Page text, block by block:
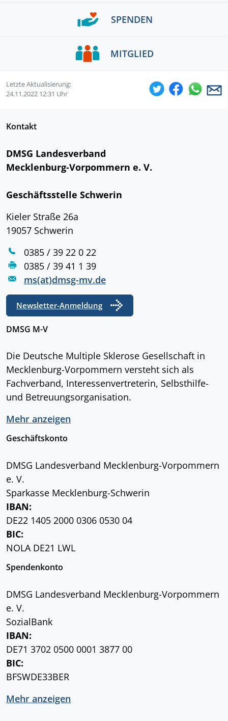
SPENDEN
MITGLIED
Letzte Aktualisierung:
24.11.2022 12:31 Uhr
Kontakt
DMSG Landesverband
Mecklenburg-Vorpommern e. V.
Geschäftsstelle Schwerin
Kieler Straße 26a
19057 Schwerin
0385 / 39 22 0 22
0385 / 39 41 1 39
ms(at)dmsg-mv.de
Newsletter-Anmeldung
DMSG M-V
Die Deutsche Multiple Sklerose Gesellschaft in
Mecklenburg-Vorpommern versteht sich als
Fachverband, Interessenvertreterin, Selbsthilfe-
und Betreuungsorganisation.
Mehr anzeigen
Geschäftskonto
DMSG Landesverband Mecklenburg-Vorpommern
e. V.
Sparkasse Mecklenburg-Schwerin
IBAN:
DE22 1405 2000 0306 0530 04
BIC:
NOLA DE21 LWL
Spendenkonto
DMSG Landesverband Mecklenburg-Vorpommern
e. V.
SozialBank
IBAN:
DE71 3702 0500 0001 3877 00
BIC:
BFSWDE33BER
Mehr anzeigen